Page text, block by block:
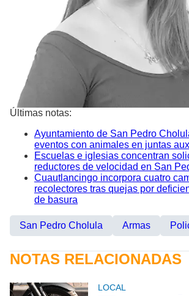
Últimas notas:
Ayuntamiento de San Pedro
eventos con animales en juntas
Escuelas e iglesias concentran
reductores de velocidad en San
Cuautlancingo incorpora cuatro
recolectores tras quejas por
de basura
San Pedro Cholula Armas
NOTAS RELACIONADAS
LOCAL